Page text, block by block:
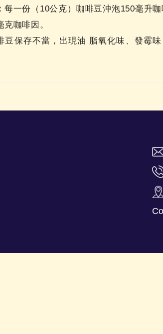
每一份（10公克）咖啡豆沖泡150毫升咖
咖啡因。
豆保存不當，出現油 脂氧化味、發霉味
。